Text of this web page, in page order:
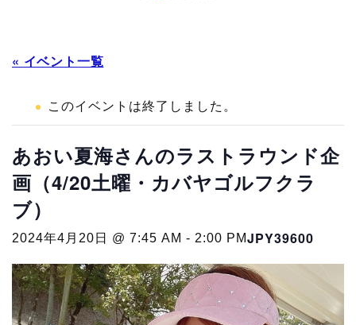
« イベント一覧
このイベントは終了しました。
あおい夏海さんのラストラウンド企
画（4/20土曜・カバヤゴルフクラ
ブ）
2024年4月20日 @ 7:45 AM - 2:00 PMJPY39600